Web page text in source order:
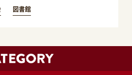
図書館